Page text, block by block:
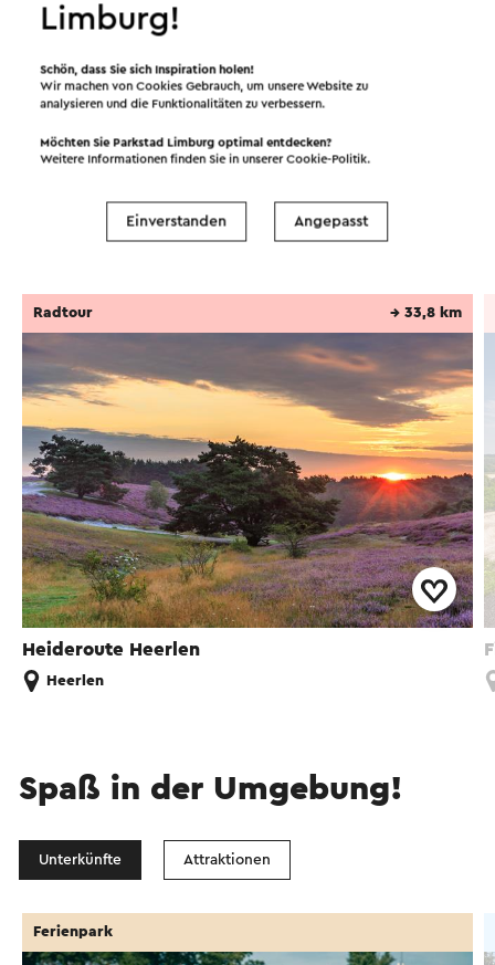
Dieser Text wurde mit Hilfe eines Online-
Übersetzungsdienstes automatisch übersetzt.
Routen in der Region
Radfahren Mountainbike Wandern
Heideroute Heerlen
Radtour → 33,8 km
Heerlen
Spaß in der Umgebung!
Unterkünfte Attraktionen
Ferienpark
Limburg!
Schön, dass Sie sich Inspiration holen!
Wir machen von Cookies Gebrauch, um unsere Website zu
analysieren und die Funktionalitäten zu verbessern.
Möchten Sie Parkstad Limburg optimal entdecken?
Weitere Informationen finden Sie in unsererCookie-Politik.
Einverstanden Angepasst